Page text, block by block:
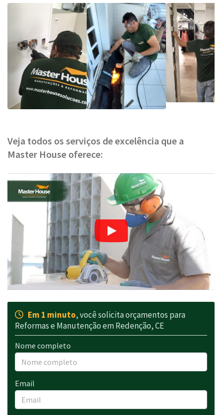
Veja todos os serviços de excelência que a
Master House oferece:
Em 1 minuto, você solicita orçamentos para
Reformas e Manutenção em Redenção, CE
Nome completo
Email